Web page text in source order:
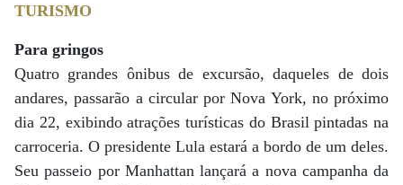
TURISMO
Para gringos
Quatro grandes ônibus de excursão, daqueles de dois
andares, passarão a circular por Nova York, no próximo
dia 22, exibindo atrações turísticas do Brasil pintadas na
carroceria. O presidente Lula estará a bordo de um deles.
Seu passeio por Manhattan lançará a nova campanha da